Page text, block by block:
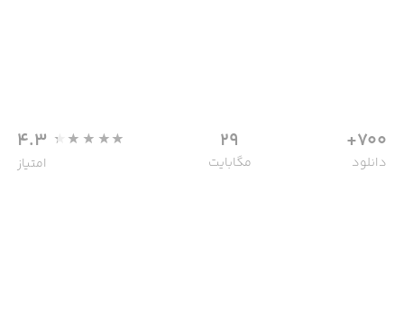
700+
دانلود
29
مگابایت
4.3
امتیاز